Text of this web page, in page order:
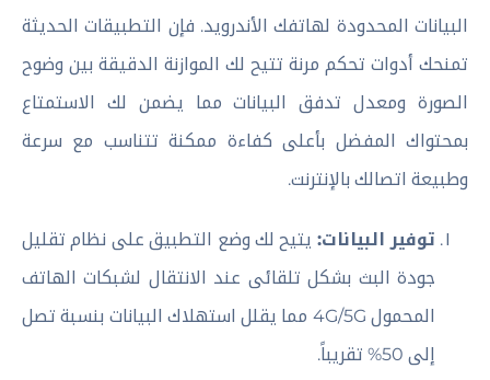
البيانات المحدودة لهاتفك الأندرويد. فإن التطبيقات الحديثة
تمنحك أدوات تحكم مرنة تتيح لك الموازنة الدقيقة بين وضوح
الصورة ومعدل تدفق البيانات مما يضمن لك الاستمتاع
بمحتواك المفضل بأعلى كفاءة ممكنة تتناسب مع سرعة
وطبيعة اتصالك بالإنترنت.
توفير البيانات: يتيح لك وضع التطبيق على نظام تقليل
جودة البث بشكل تلقائى عند الانتقال لشبكات الهاتف
المحمول 4G/5G مما يقلل استهلاك البيانات بنسبة تصل
إلى 50% تقريباً.